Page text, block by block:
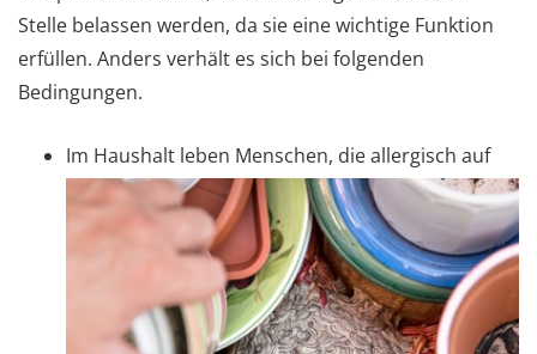
Stelle belassen werden, da sie eine wichtige Funktion
erfüllen. Anders verhält es sich bei folgenden
Bedingungen.
Im Haushalt leben Menschen, die allergisch auf